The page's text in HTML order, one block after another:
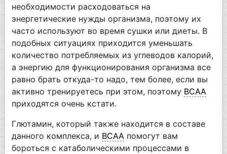
необходимости расходоваться на
энергетические нужды организма, поэтому их
часто используют во время сушки или диеты. В
подобных ситуациях приходится уменьшать
количество потребляемых из углеводов калорий,
а энергию для функционирования организма все
равно брать откуда-то надо, тем более, если вы
активно тренируетесь при этом, поэтому BCAA
приходятся очень кстати.
Глютамин, который также находится в составе
данного комплекса, и BCAA помогут вам
бороться с катаболическими процессами в